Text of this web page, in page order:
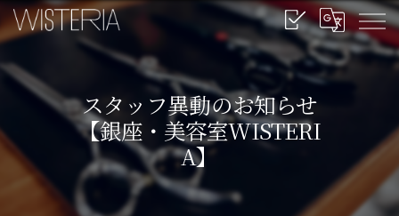
スタッフ異動のお知らせ
【銀座・美容室WISTERI
A】